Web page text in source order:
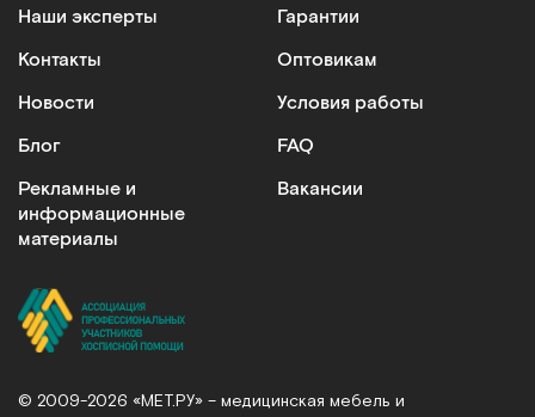
Наши эксперты
Контакты
Новости
Блог
Рекламные и
информационные
материалы
Гарантии
Оптовикам
Условия работы
FAQ
Вакансии
© 2009-2026 «МЕТ.РУ» – медицинская мебель и